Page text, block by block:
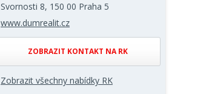
Svornosti 8, 150 00 Praha 5
www.dumrealit.cz
ZOBRAZIT KONTAKT NA RK
Zobrazit všechny nabídky RK